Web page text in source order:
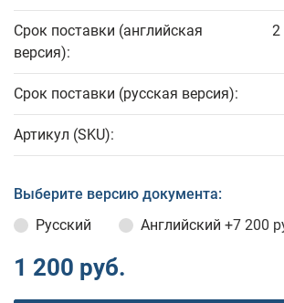
Срок поставки (английская
версия):
2
Срок поставки (русская версия):
Артикул (SKU):
Выберите версию документа:
Русский
Английский +7 200
1 200 руб.